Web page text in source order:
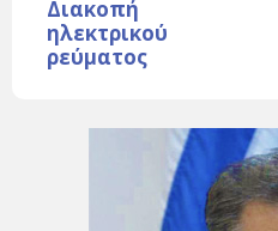
Διακοπή
ηλεκτρικού
ρεύματος